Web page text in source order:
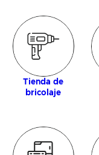
Tienda de
bricolaje